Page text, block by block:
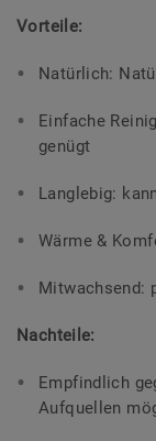
Vorteile:
Natürlich:
Einfache
genügt
Langlebig:
Wärme &
Mitwachsend:
Nachteile:
Empfindlich
Aufquellen